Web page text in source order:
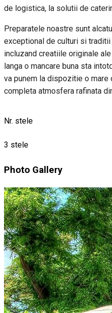
de logistica, la solutii de
Preparatele noastre sunt
exceptional de culturi si
incluzand creatiile originale
langa o mancare buna sta
va punem la dispozitie o mare
completa atmosfera rafinata
Nr. stele
3 stele
Photo Gallery